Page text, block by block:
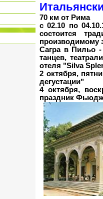
70 км от Рима
с 02.10 по
состоится
производимому
Сагра в Пильо
танцев,
отеля "Silva
2 октября,
дегустации"
4 октября,
праздник